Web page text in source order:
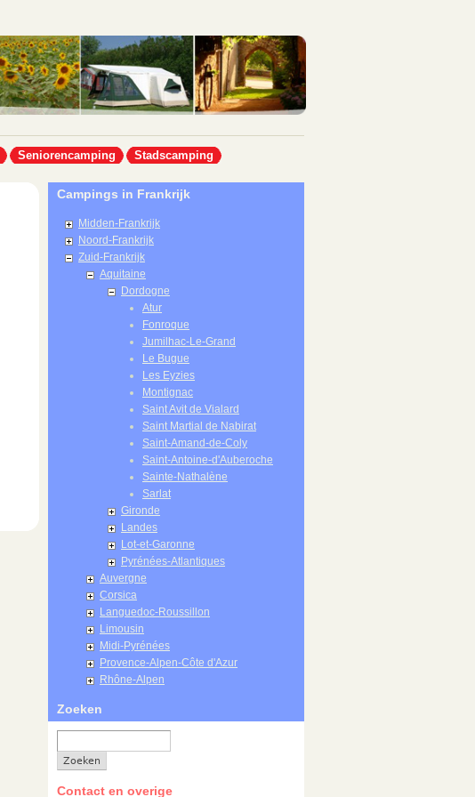
Seniorencamping Stadscamping
Campings in Frankrijk
Midden-Frankrijk
Noord-Frankrijk
Zuid-Frankrijk
Aquitaine
Dordogne
Atur
Fonroque
Jumilhac-Le-Grand
Le Bugue
Les Eyzies
Montignac
Saint Avit de Vialard
Saint Martial de Nabirat
Saint-Amand-de-Coly
Saint-Antoine-d'Auberoche
Sainte-Nathalène
Sarlat
Gironde
Landes
Lot-et-Garonne
Pyrénées-Atlantiques
Auvergne
Corsica
Languedoc-Roussillon
Limousin
Midi-Pyrénées
Provence-Alpen-Côte d'Azur
Rhône-Alpen
Zoeken
Contact en overige